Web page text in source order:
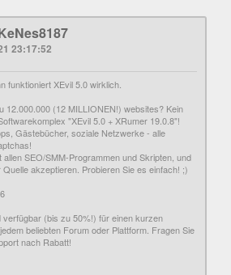
23:17:52
funktioniert XEvil 5.0 wirklich.
12.000.000 (12 MILLIONEN!) websites? Kein
"XEvil 5.0 + XRumer 19.0.8"!
Gästebücher, soziale Netzwerke - alle
allen SEO/SMM-Programmen und Skripten, und
akzeptieren. Probieren Sie es einfach! ;)
verfügbar (bis zu 50%!) für einen kurzen
beliebten Forum oder Plattform. Fragen Sie
nach Rabatt!